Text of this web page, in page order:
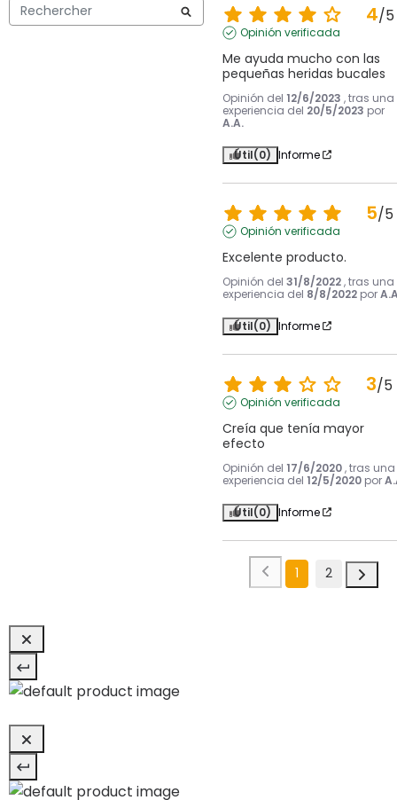
4/5
Opinión verificada
Me ayuda mucho con las
pequeñas heridas bucales
Opinión del 12/6/2023 , tras una
experiencia del 20/5/2023 por
A.A.
Útil(0) Informe
5/5
Opinión verificada
Excelente producto.
Opinión del 31/8/2022 , tras una
experiencia del 8/8/2022 por
Útil(0) Informe
3/5
Opinión verificada
Creía que tenía mayor
efecto
Opinión del 17/6/2020 , tras una
experiencia del 12/5/2020 por
Útil(0) Informe
1 2